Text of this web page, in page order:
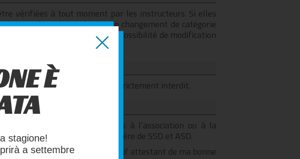
È
stagione!
a settembre
vérifiées à tout moment par les instructeurs. Si elles
pourra être demandé pour le changement de catégorie
cas de renoncement ou d’impossibilité de modification
le briefing et l’excursion est strictement interdit.
tous les participants à l’association ou à la
la législation italienne en matière de SSD et ASD.
médical sportif NON compétitif attestant de ma bonne